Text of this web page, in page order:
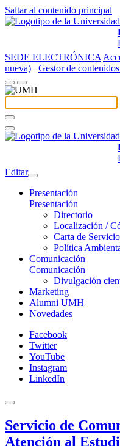
Saltar al contenido principal
SEDE ELECTRÓNICA
nueva)
Gestor de
Editar
Presentación
Presentación
Directorio
Localización /
Carta de
Política
Comunicación
Comunicación
Divulgación
Marketing
Alumni UMH
Novedades
Facebook
Twitter
YouTube
Instagram
LinkedIn
Servicio de
Atención al